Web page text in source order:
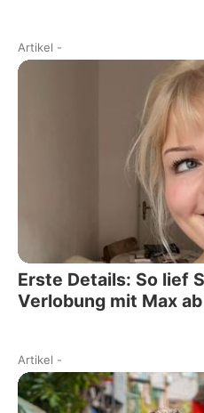
Artikel -
Erste Details: So lief
Verlobung mit Max ab
Artikel -